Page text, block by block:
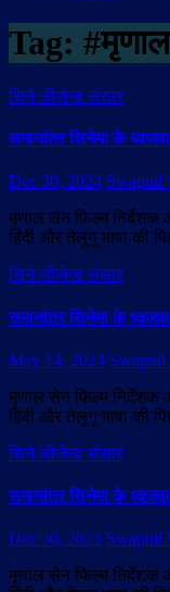
Tag:
सिने लीजेन्ड संसार
समानांतर सिनेमा के
Dec 30, 2024 Swapnil
मृणाल सेन फिल्म
हिंदी और तेलुगु भाषा की
सिने लीजेन्ड संसार
समानांतर सिनेमा के
May 14, 2024 Swapnil
मृणाल सेन फिल्म
हिंदी और तेलुगु भाषा की
सिने लीजेन्ड संसार
समानांतर सिनेमा के
Dec 30, 2023 Swapnil
मृणाल सेन फिल्म